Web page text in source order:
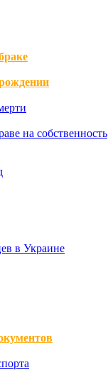
на собственность
в Украине